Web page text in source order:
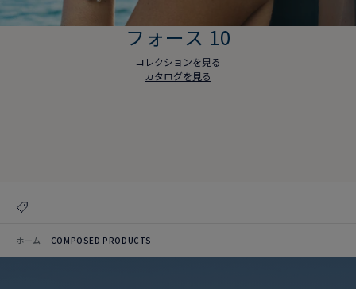
フォース 10
コレクションを見る
カタログを見る
ホーム COMPOSED PRODUCTS